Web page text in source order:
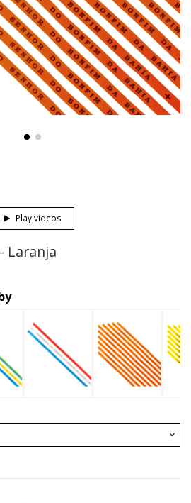
Play videos
Laranja